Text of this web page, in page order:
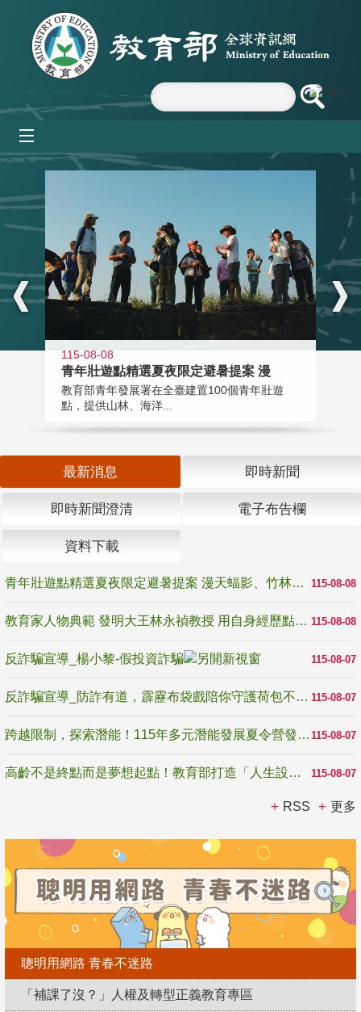
跳到主要內容區塊
:::
115-08-08
青年壯遊點精選夏夜限定避暑提案 漫
教育部青年發展署在全臺建置100個青年壯遊
點，提供山林、海洋...
最新消息 即時新聞
即時新聞澄清 電子布告欄
資料下載
115-08-08
青年壯遊點精選夏夜限定避暑提案 漫天蝠影、竹林尋蛙、茶香夜觀 邀青年暮色出發
115-08-08
教育家人物典範 發明大王林永禎教授 用自身經歷點亮學生的路
115-08-07
反詐騙宣導_楊小黎-假投資詐騙
115-08-07
反詐騙宣導_防詐有道，霹靂布袋戲陪你守護荷包不受騙
115-08-07
跨越限制，探索潛能！115年多元潛能發展夏令營發掘生命無限可能
115-08-07
高齡不是終點而是夢想起點！教育部打造「人生設計夢工場」 參展第3屆高齡健康產業博覽會
RSS 更多
聰明用網路 青春不迷路
「補課了沒？」人權及轉型正義教育專區